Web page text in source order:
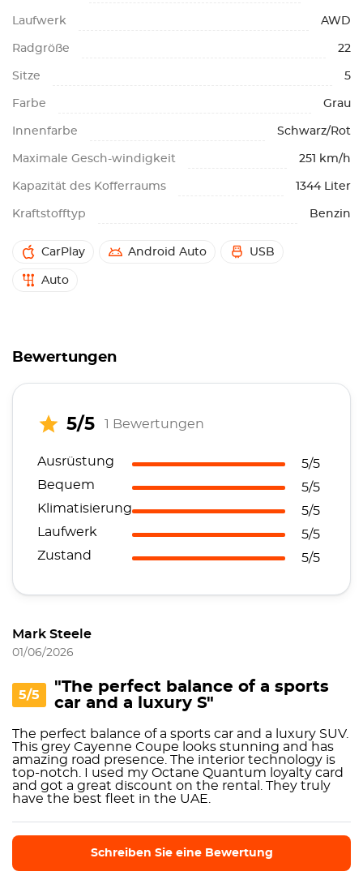
Laufwerk AWD
Radgröße 22
Sitze 5
Farbe Grau
Innenfarbe Schwarz/Rot
Maximale Gesch-windigkeit 251 km/h
Kapazität des Kofferraums 1344 Liter
Kraftstofftyp Benzin
CarPlay Android Auto USB
Auto
Bewertungen
5/5 1 Bewertungen
Ausrüstung
5/5
Bequem
5/5
Klimatisierung
5/5
Laufwerk
5/5
Zustand
5/5
Mark Steele
01/06/2026
5/5
"The perfect balance of a sports
car and a luxury S"
The perfect balance of a sports car and a luxury SUV.
This grey Cayenne Coupe looks stunning and has
amazing road presence. The interior technology is
top-notch. I used my Octane Quantum loyalty card
and got a great discount on the rental. They truly
have the best fleet in the UAE.
Schreiben Sie eine Bewertung